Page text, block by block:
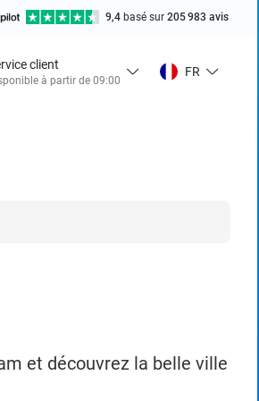
9,4 basé sur 205 983 avis
client
à partir de 09:00
FR
et découvrez la belle ville